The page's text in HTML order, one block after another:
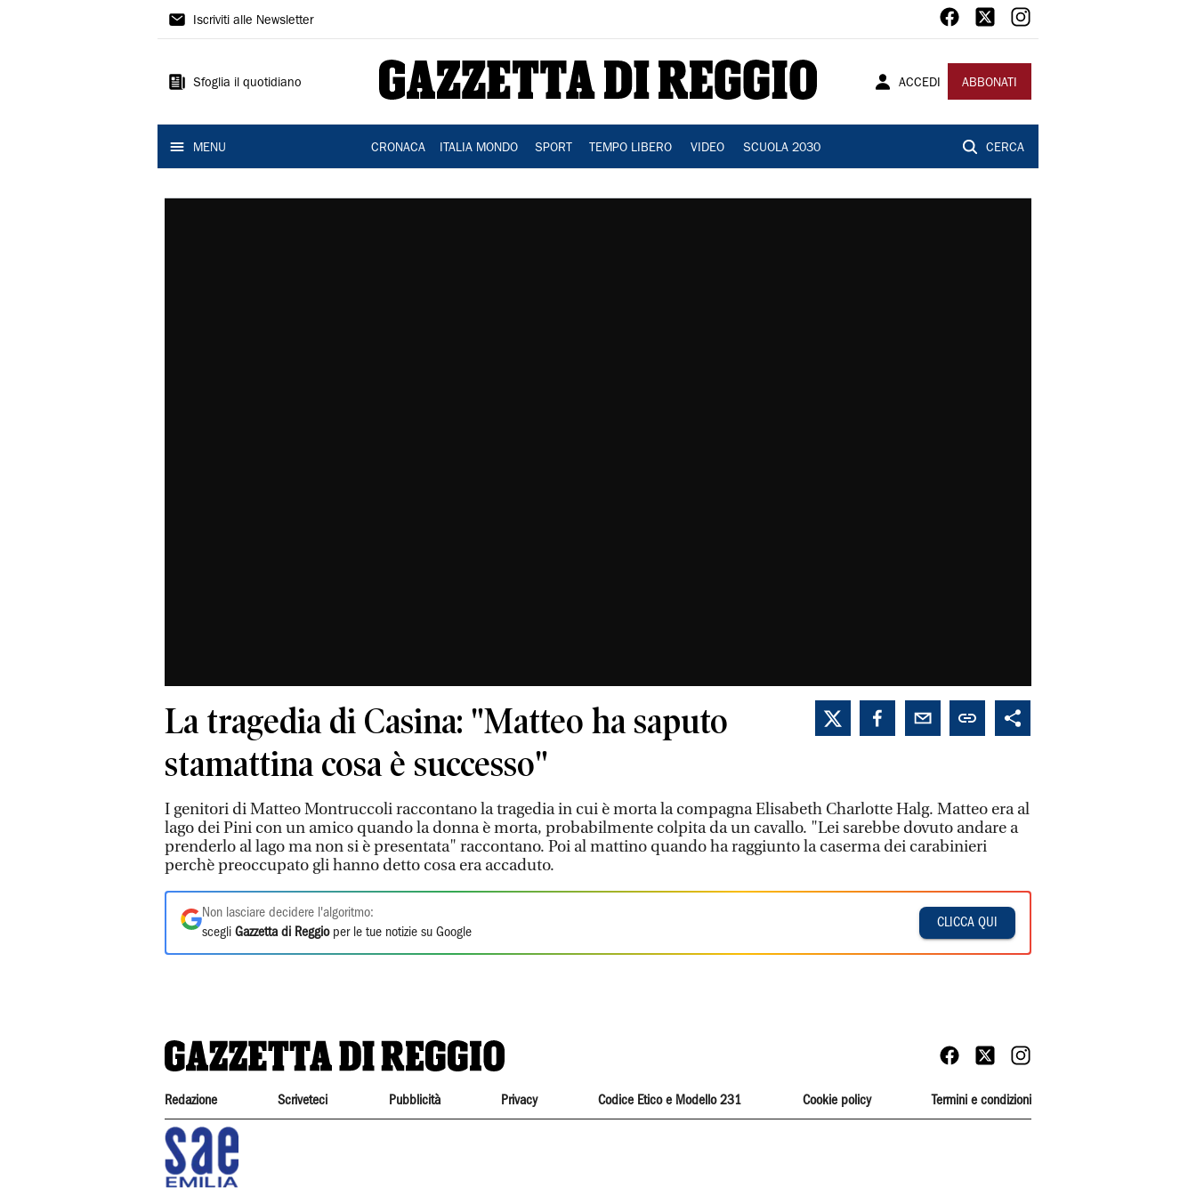
Gazzetta
Reggio
Iscriviti alle Newsletter
Sfoglia il quotidiano ACCEDI ABBONATI
MENU CRONACA ITALIA MONDO SPORT TEMPO LIBERO VIDEO SCUOLA 2030 CERCA
La tragedia di Casina: "Matteo ha saputo
stamattina cosa è successo"
I genitori di Matteo Montruccoli raccontano la tragedia in cui è morta la compagna Elisabeth Charlotte Halg. Matteo era al
lago dei Pini con un amico quando la donna è morta, probabilmente colpita da un cavallo. "Lei sarebbe dovuto andare a
prenderlo al lago ma non si è presentata" raccontano. Poi al mattino quando ha raggiunto la caserma dei carabinieri
perchè preoccupato gli hanno detto cosa era accaduto.
Non lasciare decidere l'algoritmo:
scegli Gazzetta di Reggioper le tue notizie su Google
CLICCA QUI
Redazione Scriveteci Pubblicità Privacy Codice Etico e Modello 231 Cookie policy Termini e condizioni